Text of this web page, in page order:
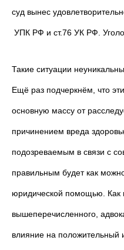
суд вынес
УПК РФ и ст.76 УК РФ.
Такие ситуации
Ещё раз подчеркнём, что
основную массу от
причинением вреда
подозреваемым в связи с
правильным будет как
юридической помощью. Как
вышеперечисленного,
влияние на положительный